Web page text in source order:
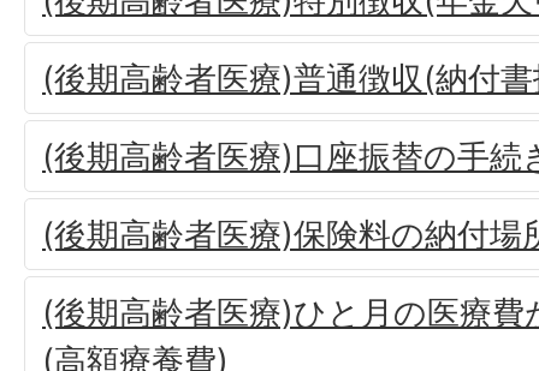
(後期高齢者医療)普通徴収(納付
(後期高齢者医療)口座振替の手続
(後期高齢者医療)保険料の納付場
(後期高齢者医療)ひと月の医療
(高額療養費)